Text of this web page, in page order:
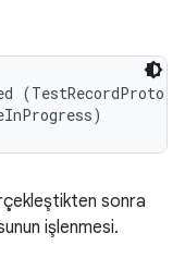
sonra
işlenmesi.